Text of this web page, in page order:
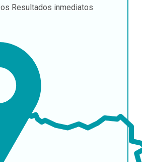
Resultados inmediatos